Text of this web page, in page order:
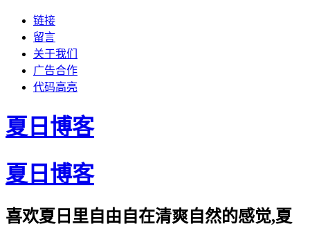
链接
留言
关于我们
广告合作
代码高亮
夏日博客
夏日博客
喜欢夏日里自由自在清爽自然的感觉,夏